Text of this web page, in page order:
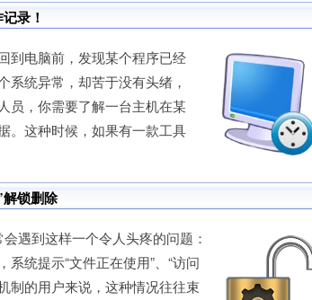
录！
电脑前，发现某个程序已经
系统异常，却苦于没有头绪，
员，你需要了解一台主机在某
。这种时候，如果有一款工具
锁删除
遇到这样一个令人头疼的问题：
统提示“文件正在使用”、“访问
制的用户来说，这种情况往往束